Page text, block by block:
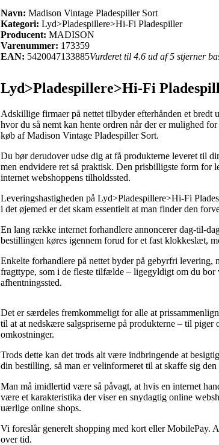
Navn: Madison Vintage Pladespiller Sort
Kategori: Lyd>Pladespillere>Hi-Fi Pladespiller
Producent: MADISON
Varenummer: 173359
EAN: 5420047133885Vurderet til 4.6 ud af 5 stjerner
Lyd>Pladespillere>Hi-Fi
Adskillige firmaer på nettet tilbyder efterhånden et bredt
hvor du så nemt kan hente ordren når der er mulighed
køb af Madison Vintage Pladespiller Sort.
Du bør derudover udse dig at få produkterne leveret til
men endvidere ret så praktisk. Den prisbilligste form
internet webshoppens tilholdssted.
Leveringshastigheden på Lyd>Pladespillere>Hi-Fi
i det øjemed er det skam essentielt at man finder den
En lang række internet forhandlere annoncerer dag-til-
bestillingen køres igennem forud for et fast klokkeslæt,
Enkelte forhandlere på nettet byder på gebyrfri
fragttype, som i de fleste tilfælde – ligegyldigt om du bor
afhentningssted.
Det er særdeles fremkommeligt for alle at
til at at nedskære salgspriserne på produkterne – til
omkostninger.
Trods dette kan det trods alt være indbringende at
din bestilling, så man er velinformeret til at skaffe sig
Man må imidlertid være så påvagt, at hvis en internet
være et karakteristika der viser en snydagtig online
uærlige online shops.
Vi foreslår generelt shopping med kort eller MobilePay.
over tid.